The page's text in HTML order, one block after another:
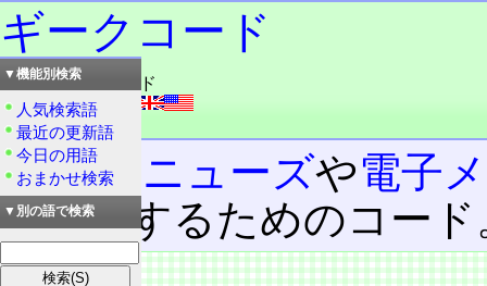
ギークコード
読み：ギークコード
外語：Geek Code
品詞：名詞
ネットニューズや電子
ピールするためのコード
特徴
▼機能別検索
人気検索語
最近の更新語
今日の用語
おまかせ検索
▼別の語で検索